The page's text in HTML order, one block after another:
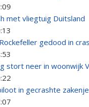
met vliegtuig Duitsland
gedood in
stort neer in woonwijk
in gecrashte